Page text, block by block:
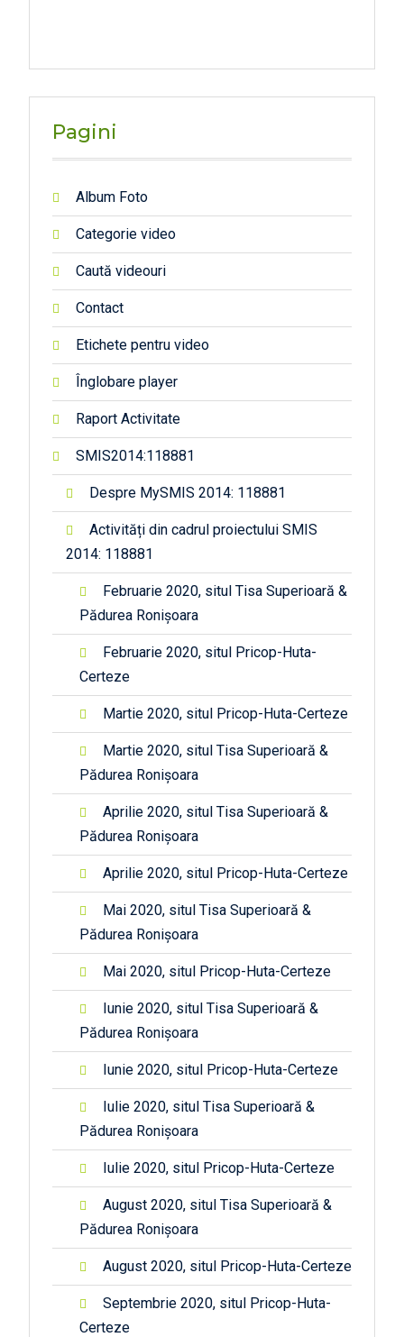
Pagini
Album Foto
Categorie video
Caută videouri
Contact
Etichete pentru video
Înglobare player
Raport Activitate
SMIS2014:118881
Despre MySMIS 2014: 118881
Activități din cadrul proiectului SMIS
2014: 118881
Februarie 2020, situl Tisa Superioară &
Pădurea Ronișoara
Februarie 2020, situl Pricop-Huta-
Certeze
Martie 2020, situl Pricop-Huta-Certeze
Martie 2020, situl Tisa Superioară &
Pădurea Ronișoara
Aprilie 2020, situl Tisa Superioară &
Pădurea Ronișoara
Aprilie 2020, situl Pricop-Huta-Certeze
Mai 2020, situl Tisa Superioară &
Pădurea Ronișoara
Mai 2020, situl Pricop-Huta-Certeze
Iunie 2020, situl Tisa Superioară &
Pădurea Ronișoara
Iunie 2020, situl Pricop-Huta-Certeze
Iulie 2020, situl Tisa Superioară &
Pădurea Ronișoara
Iulie 2020, situl Pricop-Huta-Certeze
August 2020, situl Tisa Superioară &
Pădurea Ronișoara
August 2020, situl Pricop-Huta-Certeze
Septembrie 2020, situl Pricop-Huta-
Certeze